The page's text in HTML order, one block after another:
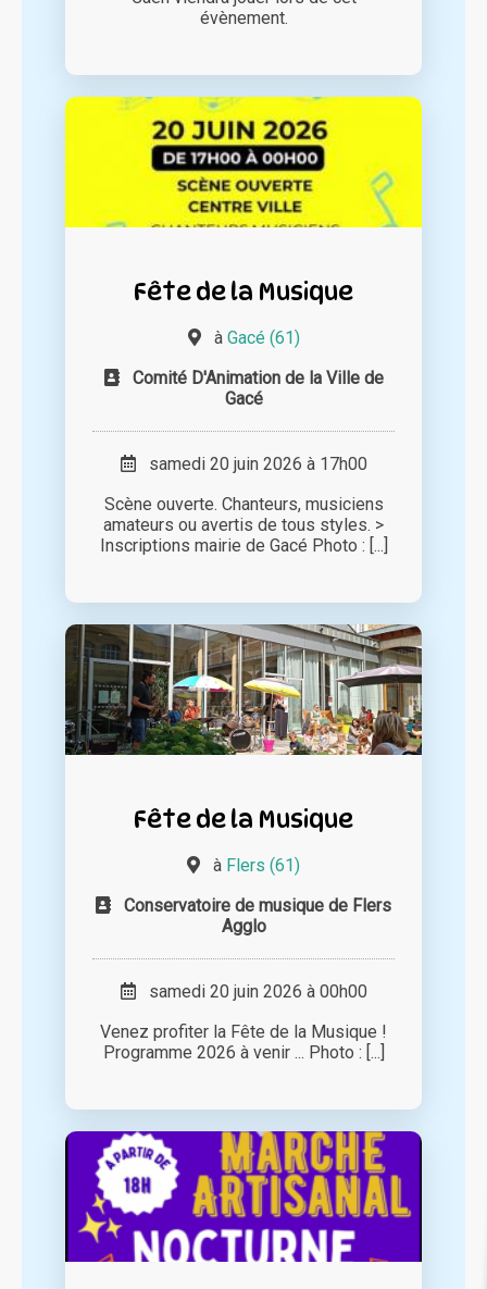
évènement.
Fête de la Musique
à Gacé (61)
Comité D'Animation de la Ville de
Gacé
samedi 20 juin 2026 à 17h00
Scène ouverte. Chanteurs, musiciens
amateurs ou avertis de tous styles. >
Inscriptions mairie de Gacé Photo : [...]
Fête de la Musique
à Flers (61)
Conservatoire de musique de Flers
Agglo
samedi 20 juin 2026 à 00h00
Venez profiter la Fête de la Musique !
Programme 2026 à venir ... Photo : [...]